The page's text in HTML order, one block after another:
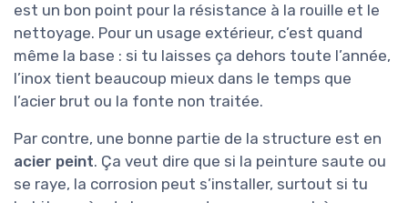
est un bon point pour la résistance à la rouille et le
nettoyage. Pour un usage extérieur, c’est quand
même la base : si tu laisses ça dehors toute l’année,
l’inox tient beaucoup mieux dans le temps que
l’acier brut ou la fonte non traitée.
Par contre, une bonne partie de la structure est en
acier peint. Ça veut dire que si la peinture saute ou
se raye, la corrosion peut s’installer, surtout si tu